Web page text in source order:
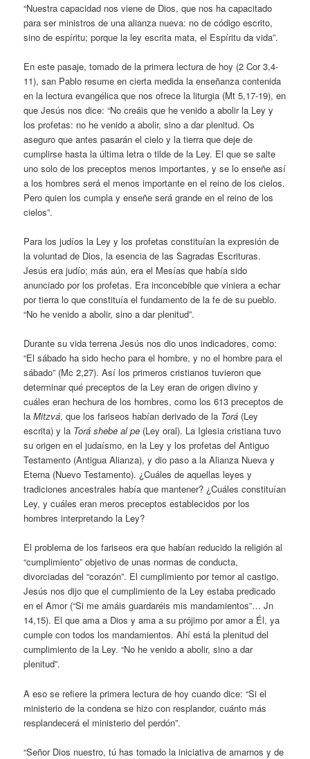
“Nuestra capacidad nos viene de Dios, que nos ha capacitado
para ser ministros de una alianza nueva: no de código escrito,
sino de espíritu; porque la ley escrita mata, el Espíritu da vida”.
En este pasaje, tomado de la primera lectura de hoy (2 Cor 3,4-
11), san Pablo resume en cierta medida la enseñanza contenida
en la lectura evangélica que nos ofrece la liturgia (Mt 5,17-19), en
que Jesús nos dice: “No creáis que he venido a abolir la Ley y
los profetas: no he venido a abolir, sino a dar plenitud. Os
aseguro que antes pasarán el cielo y la tierra que deje de
cumplirse hasta la última letra o tilde de la Ley. El que se salte
uno solo de los preceptos menos importantes, y se lo enseñe así
a los hombres será el menos importante en el reino de los cielos.
Pero quien los cumpla y enseñe será grande en el reino de los
cielos”.
Para los judíos la Ley y los profetas constituían la expresión de
la voluntad de Dios, la esencia de las Sagradas Escrituras.
Jesús era judío; más aún, era el Mesías que había sido
anunciado por los profetas. Era inconcebible que viniera a echar
por tierra lo que constituía el fundamento de la fe de su pueblo.
“No he venido a abolir, sino a dar plenitud”.
Durante su vida terrena Jesús nos dio unos indicadores, como:
“El sábado ha sido hecho para el hombre, y no el hombre para el
sábado” (Mc 2,27). Así los primeros cristianos tuvieron que
determinar qué preceptos de la Ley eran de origen divino y
cuáles eran hechura de los hombres, como los 613 preceptos de
laMitzvá, que los fariseos habían derivado de la Torá (Ley
escrita) y la Torá shebe al pe (Ley oral). La Iglesia cristiana tuvo
su origen en el judaísmo, en la Ley y los profetas del Antiguo
Testamento (Antigua Alianza), y dio paso a la Alianza Nueva y
Eterna (Nuevo Testamento). ¿Cuáles de aquellas leyes y
tradiciones ancestrales había que mantener? ¿Cuáles constituían
Ley, y cuáles eran meros preceptos establecidos por los
hombres interpretando la Ley?
El problema de los fariseos era que habían reducido la religión al
“cumplimiento” objetivo de unas normas de conducta,
divorciadas del “corazón”. El cumplimiento por temor al castigo.
Jesús nos dijo que el cumplimiento de la Ley estaba predicado
en el Amor (“Si me amáis guardaréis mis mandamientos”… Jn
14,15). El que ama a Dios y ama a su prójimo por amor a Él, ya
cumple con todos los mandamientos. Ahí está la plenitud del
cumplimiento de la Ley. “No he venido a abolir, sino a dar
plenitud”.
A eso se refiere la primera lectura de hoy cuando dice: “Si el
ministerio de la condena se hizo con resplandor, cuánto más
resplandecerá el ministerio del perdón”.
“Señor Dios nuestro, tú has tomado la iniciativa de amarnos y de